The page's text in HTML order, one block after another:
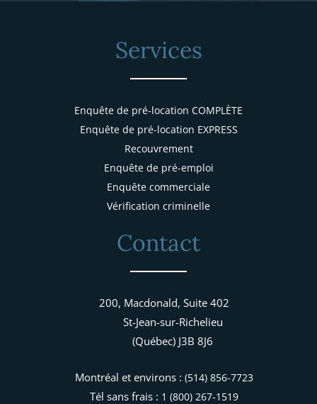
Services
Enquête de pré-location COMPLÈTE
Enquête de pré-location EXPRESS
Recouvrement
Enquête de pré-emploi
Enquête commerciale
Vérification criminelle
Contact
200, Macdonald, Suite 402
St-Jean-sur-Richelieu
(Québec) J3B 8J6
Montréal et environs :(514) 856-7723
Tél sans frais : 1 (800) 267-1519